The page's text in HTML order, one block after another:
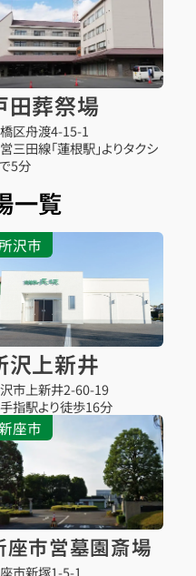
田葬祭場
区舟渡4-15-1
三田線「蓮根駅」よりタクシ
5分
一覧
所沢市
沢上新井
市上新井2-60-19
指駅より徒歩16分
座市
座市営墓園斎場
市新塚1-5-1